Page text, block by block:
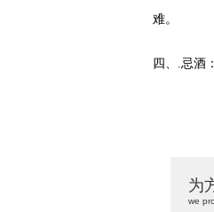
难。
四、.忌酒
为
we